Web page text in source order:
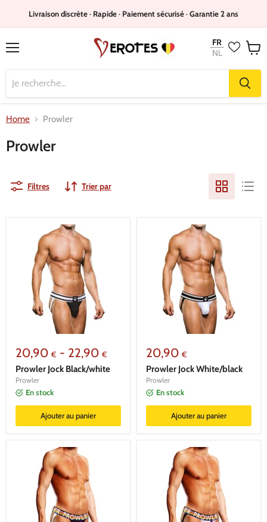
Livraison discrète · Rapide · Paiement sécurisé · Garantie 2 ans
FR
NL
le
panier
Home Prowler
Prowler
Filtres Trier par
20,90€ - 22,90€
Prowler Jock Black/white
Prowler
En stock
Ajouter au panier
20,90€
Prowler Jock White/black
Prowler
En stock
Ajouter au panier